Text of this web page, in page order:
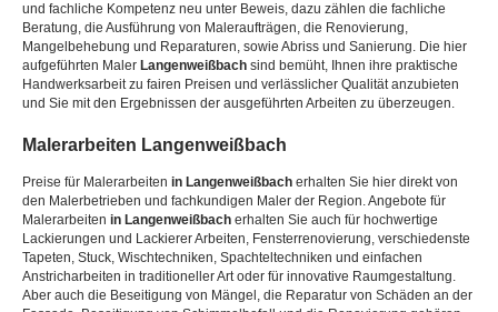
und fachliche Kompetenz neu unter Beweis, dazu zählen die fachliche
Beratung, die Ausführung von Maleraufträgen, die Renovierung,
Mangelbehebung und Reparaturen, sowie Abriss und Sanierung. Die hier
aufgeführten Maler Langenweißbach sind bemüht, Ihnen ihre praktische
Handwerksarbeit zu fairen Preisen und verlässlicher Qualität anzubieten
und Sie mit den Ergebnissen der ausgeführten Arbeiten zu überzeugen.
Malerarbeiten Langenweißbach
Preise für Malerarbeiten in Langenweißbach erhalten Sie hier direkt von
den Malerbetrieben und fachkundigen Maler der Region. Angebote für
Malerarbeiten in Langenweißbach erhalten Sie auch für hochwertige
Lackierungen und Lackierer Arbeiten, Fensterrenovierung, verschiedenste
Tapeten, Stuck, Wischtechniken, Spachteltechniken und einfachen
Anstricharbeiten in traditioneller Art oder für innovative Raumgestaltung.
Aber auch die Beseitigung von Mängel, die Reparatur von Schäden an der